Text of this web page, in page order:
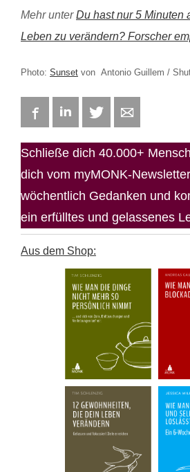
Mehr unterDu hast nur 5 Minuten
Leben zu verändern? Forscher
Photo: Sunset von Antonio Guillem /
FacebookLinkedIn Twitter
Schließe dich 40.000+
dich vom myMONK-
wöchentlich Gedanken und
ein erfülltes und gelassenes
Aus dem Shop: